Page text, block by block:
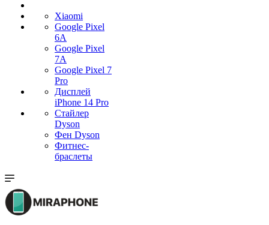
Xiaomi
Google Pixel
6A
Google Pixel
7А
Google Pixel 7
Pro
Дисплей
iPhone 14 Pro
Стайлер
Dyson
Фен Dyson
Фитнес-
браслеты